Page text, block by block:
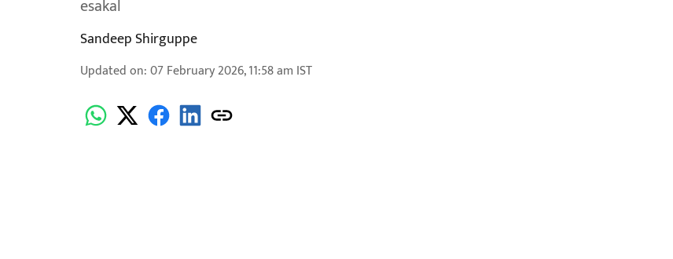
esakal
Sandeep Shirguppe
Updated on:07 February 2026, 11:58 am IST